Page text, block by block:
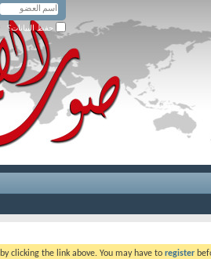
حفظ البيانات؟
by clicking the link above. You may have to register